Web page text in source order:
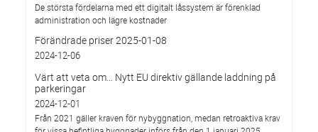
De största fördelarna med ett digitalt låssystem är förenklad
administration och lägre kostnader
Förändrade priser 2025-01-08
2024-12-06
Värt att veta om… Nytt EU direktiv gällande laddning på
parkeringar
2024-12-01
Från 2021 gäller kraven för nybyggnation, medan retroaktiva krav